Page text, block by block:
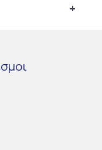
+